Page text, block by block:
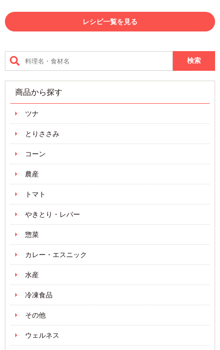
レシピ一覧を見る
商品から探す
ツナ
とりささみ
コーン
農産
トマト
やきとり・レバー
惣菜
カレー・エスニック
水産
冷凍食品
その他
ウェルネス